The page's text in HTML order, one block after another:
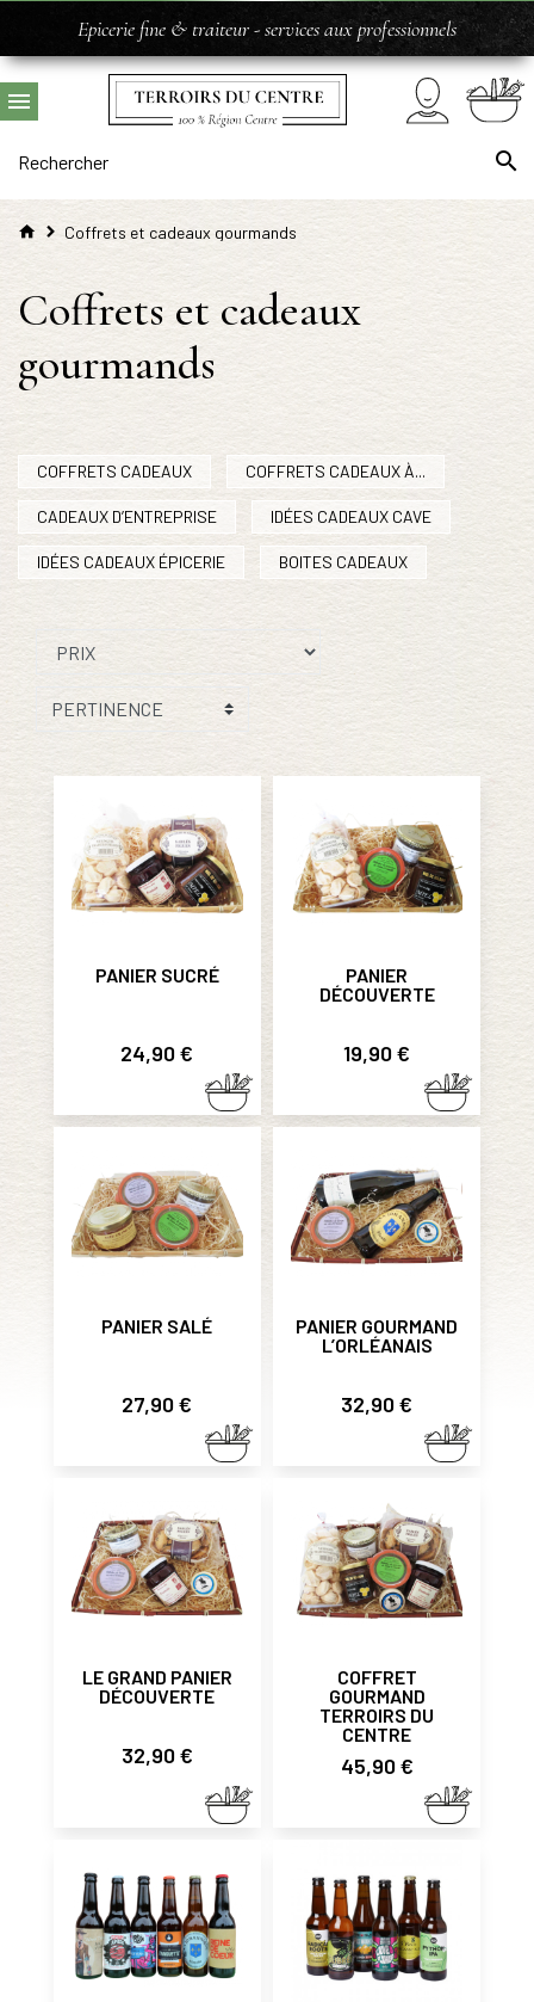
Epicerie fine & traiteur - services aux professionnels
Coffrets et cadeaux gourmands
Coffrets et cadeaux
gourmands
COFFRETS CADEAUX COFFRETS CADEAUX À...
CADEAUX D’ENTREPRISE IDÉES CADEAUX CAVE
IDÉES CADEAUX ÉPICERIE BOITES CADEAUX
PANIER SUCRÉ
Prix
24,90 €
PANIER
DÉCOUVERTE
Prix
19,90 €
PANIER SALÉ
Prix
27,90 €
PANIER GOURMAND
L’ORLÉANAIS
Prix
32,90 €
LE GRAND PANIER
DÉCOUVERTE
Prix
32,90 €
COFFRET
GOURMAND
TERROIRS DU
CENTRE
Prix
45,90 €